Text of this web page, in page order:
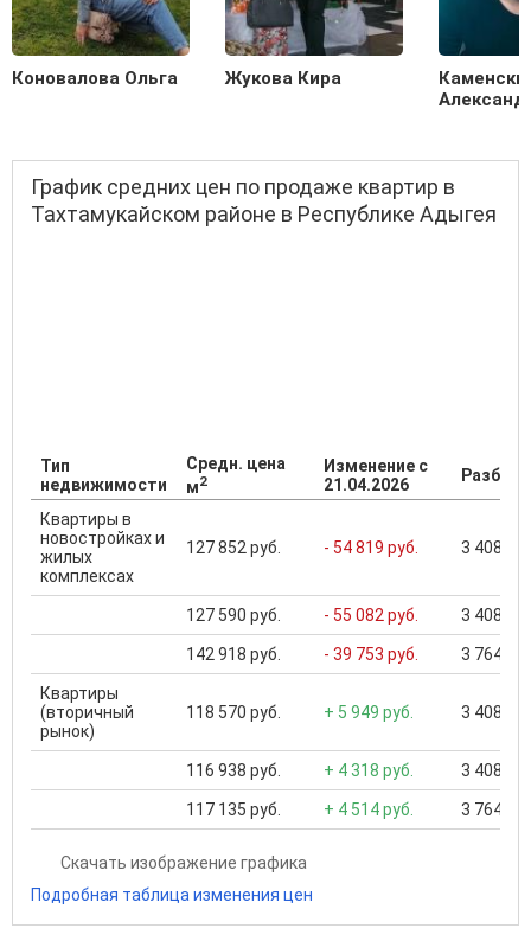
Коновалова Ольга Жукова Кира
График средних цен по продаже квартир в
Тахтамукайском районе в Республике Адыгея
Тип
недвижимости
Средн. цена
м2
Изменение с
21.04.2026
Квартиры в
новостройках и
жилых
комплексах
127 852 руб. - 54 819 руб. 3 408
127 590 руб. - 55 082 руб. 3 408
142 918 руб. - 39 753 руб. 3 764
Квартиры
(вторичный
рынок)
118 570 руб. + 5 949 руб. 3 408
116 938 руб. + 4 318 руб. 3 408
117 135 руб. + 4 514 руб. 3 764
Скачать изображение графика
Подробная таблица изменения цен